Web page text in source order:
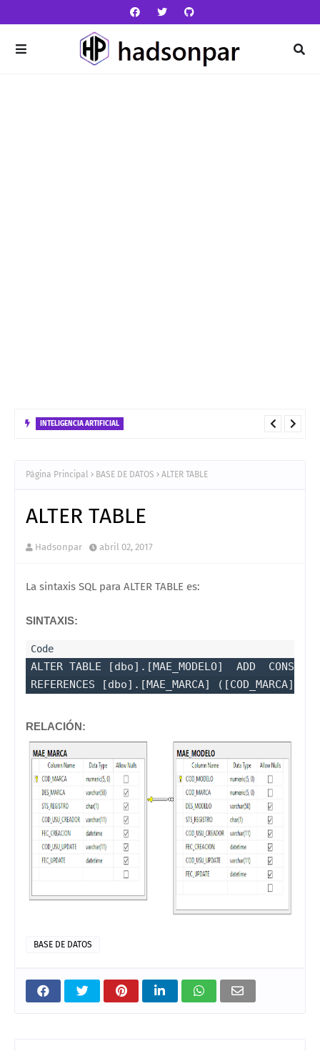
Estrategias de Despliegue
Página Principal BASE DE DATOS ALTER TABLE
ALTER TABLE
Hadsonpar abril 02, 2017
La sintaxis SQL para ALTER TABLE es:
SINTAXIS:
ALTER TABLE [dbo].[MAE_MODELO]  ADD
RELACIÓN:
BASE DE DATOS